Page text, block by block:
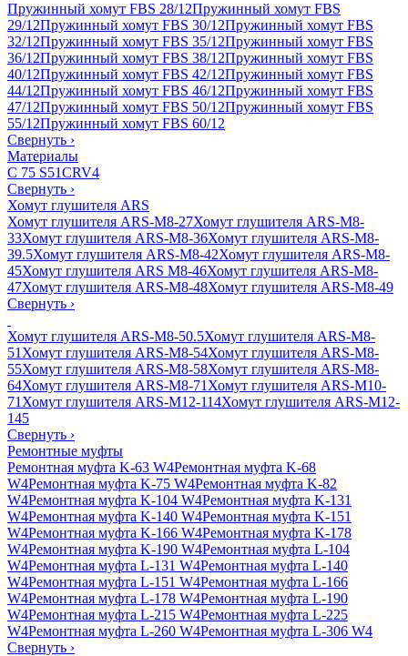
Пружинный хомут FBS 28/12Пружинный хомут FBS
29/12Пружинный хомут FBS 30/12Пружинный хомут FBS
32/12Пружинный хомут FBS 35/12Пружинный хомут FBS
36/12Пружинный хомут FBS 38/12Пружинный хомут FBS
40/12Пружинный хомут FBS 42/12Пружинный хомут FBS
44/12Пружинный хомут FBS 46/12Пружинный хомут FBS
47/12Пружинный хомут FBS 50/12Пружинный хомут FBS
55/12Пружинный хомут FBS 60/12
Свернуть ›
Материалы
C 75 S51CRV4
Свернуть ›
Хомут глушителя ARS
Хомут глушителя ARS-M8-27Хомут глушителя ARS-M8-
33Хомут глушителя ARS-M8-36Хомут глушителя ARS-M8-
39.5Хомут глушителя ARS-M8-42Хомут глушителя ARS-M8-
45Хомут глушителя ARS M8-46Хомут глушителя ARS-M8-
47Хомут глушителя ARS-M8-48Хомут глушителя ARS-M8-49
Свернуть ›
Хомут глушителя ARS-M8-50.5Хомут глушителя ARS-M8-
51 Хомут глушителя ARS-M8-54Хомут глушителя ARS-M8-
55Хомут глушителя ARS-M8-58Хомут глушителя ARS-M8-
64Хомут глушителя ARS-M8-71 Хомут глушителя ARS-M10-
71 Хомут глушителя ARS-M12-114Хомут глушителя ARS-M12-
145
Свернуть ›
Ремонтные муфты
Ремонтная муфта K-63 W4Ремонтная муфта K-68
W4Ремонтная муфта K-75 W4Ремонтная муфта K-82
W4Ремонтная муфта K-104 W4Ремонтная муфта K-131
W4Ремонтная муфта K-140 W4Ремонтная муфта K-151
W4Ремонтная муфта K-166 W4Ремонтная муфта K-178
W4Ремонтная муфта K-190 W4Ремонтная муфта L-104
W4Ремонтная муфта L-131 W4Ремонтная муфта L-140
W4Ремонтная муфта L-151 W4Ремонтная муфта L-166
W4Ремонтная муфта L-178 W4Ремонтная муфта L-190
W4Ремонтная муфта L-215 W4Ремонтная муфта L-225
W4Ремонтная муфта L-260 W4Ремонтная муфта L-306 W4
Свернуть ›